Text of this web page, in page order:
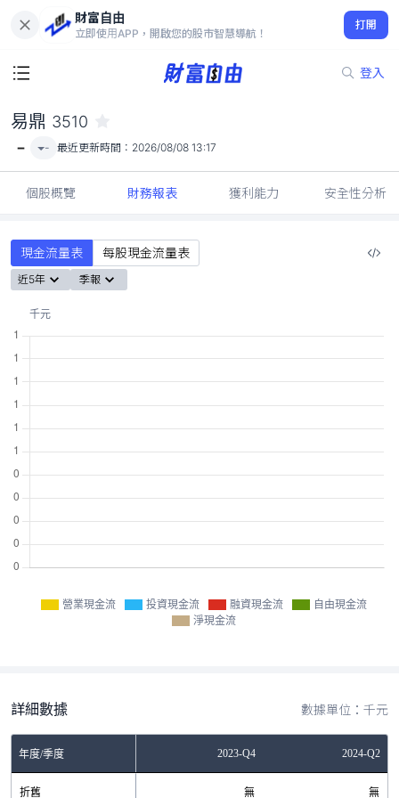
財富自由
立即使用APP，開啟您的股市智慧導航！
打開
登入
-
易鼎 3510
- - 最近更新時間： 2026/08/08 13:17
個股概覽 財務報表 獲利能力 安全性分析
現金流量表 每股現金流量表
近5年 季報
營業現金流 投資現金流 融資現金流
自由現金流
淨現金流
詳細數據 數據單位：千元
年度/季度 2023-Q4 2024-Q2
折舊 無 無